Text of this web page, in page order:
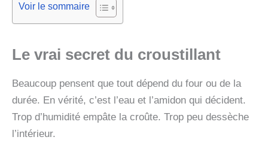
Voir le sommaire
Le vrai secret du croustillant
Beaucoup pensent que tout dépend du four ou de la
durée. En vérité, c’est l’eau et l’amidon qui décident.
Trop d’humidité empâte la croûte. Trop peu dessèche
l’intérieur.